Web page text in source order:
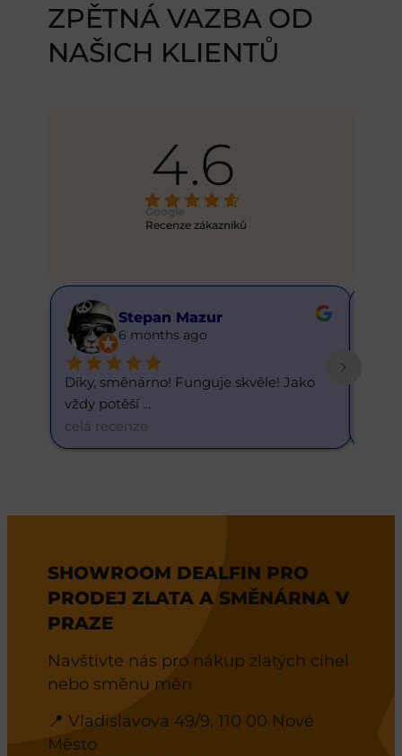
ZPĚTNÁ VAZBA OD
NAŠICH KLIENTŮ
4.6
Google
Recenze zákazníků
Stepan Mazur
6 months ago
Díky, směnárno! Funguje skvěle! Jako
vždy potěší ...
celá recenze
Skvělý
SHOWROOM DEALFIN PRO
PRODEJ ZLATA A SMĚNÁRNA V
PRAZE
Navštivte nás pro nákup zlatých cihel
nebo směnu měn
📍 Vladislavova 49/9, 110 00 Nové
Město